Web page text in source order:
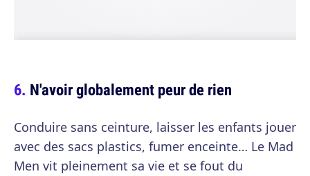
N'avoir globalement peur de rien
Conduire sans ceinture, laisser les enfants jouer
avec des sacs plastics, fumer enceinte… Le Mad
Men vit pleinement sa vie et se fout du